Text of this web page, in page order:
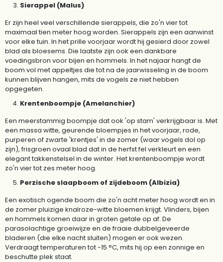
Sierappel (Malus)
Er zijn heel veel verschillende sierappels, die zo'n vier tot
maximaal tien meter hoog worden. Sierappels zijn een aanwinst
voor elke tuin. In het prille voorjaar wordt hij gesierd door zowel
blad als bloesems. Die laatste zijn ook een dankbare
voedingsbron voor bijen en hommels. In het najaar hangt de
boom vol met appeltjes die tot na de jaarwisseling in de boom
kunnen blijven hangen, mits de vogels ze niet hebben
opgegeten.
Krentenboompje (Amelanchier)
Een meerstammig boompje dat ook 'op stam' verkrijgbaar is. Met
een massa witte, geurende bloempjes in het voorjaar, rode,
purperen of zwarte 'krentjes' in de zomer (waar vogels dol op
zijn), frisgroen ovaal blad dat in de herfst fel verkleurt en een
elegant takkenstelsel in de winter. Het krentenboompje wordt
zo'n vier tot zes meter hoog.
Perzische slaapboom of zijdeboom (Albizia)
Een exotisch ogende boom die zo'n acht meter hoog wordt en in
de zomer pluizige knalroze-witte bloemen krijgt. Vlinders, bijen
en hommels komen daar in groten getale op af. De
parasolachtige groeiwijze en de fraaie dubbelgeveerde
bladeren (die elke nacht sluiten) mogen er ook wezen.
Verdraagt temperaturen tot -15 °C, mits hij op een zonnige en
beschutte plek staat.